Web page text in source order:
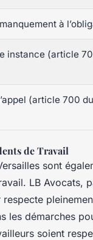
à
instance (article
(article 700
de Travail
sont
LB Avocats,
les démarches
soient